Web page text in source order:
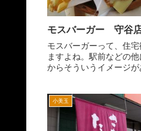
モスバーガー 守谷
モスバーガーって、住
ますよね。駅前などの
からそういうイメージが
号線の守谷駅より取手
総ふれあい道路方面へ...
小美玉